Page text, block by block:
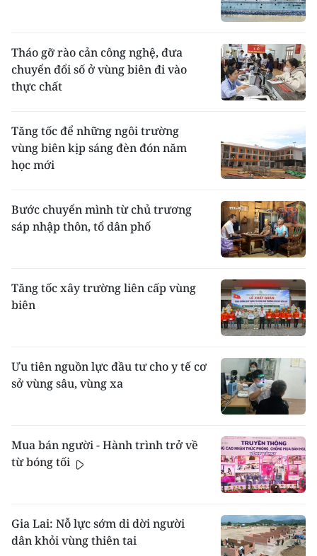
Tháo gỡ rào cản công nghệ, đưa
chuyển đổi số ở vùng biên đi vào
thực chất ​
Tăng tốc để những ngôi trường
vùng biên kịp sáng đèn đón năm
học mới
Bước chuyển mình từ chủ trương
sáp nhập thôn, tổ dân phố
Tăng tốc xây trường liên cấp vùng
biên
Ưu tiên nguồn lực đầu tư cho y tế cơ
sở vùng sâu, vùng xa
Mua bán người - Hành trình trở về
từ bóng tối
Gia Lai: Nỗ lực sớm di dời người
dân khỏi vùng thiên tai